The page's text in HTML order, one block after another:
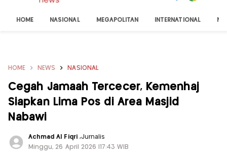
HOME NASIONAL MEGAPOLITAN INTERNATIONAL
HOME NEWS NASIONAL
Cegah Jamaah Tercecer, Kemenhaj
Siapkan Lima Pos di Area Masjid
Nabawi
Achmad Al Fiqri ,Jurnalis
Minggu, 26 April 2026 |17:43 WIB